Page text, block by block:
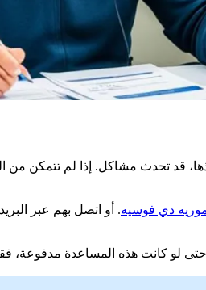
قد تحدث مشاكل. إذا لم
دي فوسيه. أو اتصل بهم عبر